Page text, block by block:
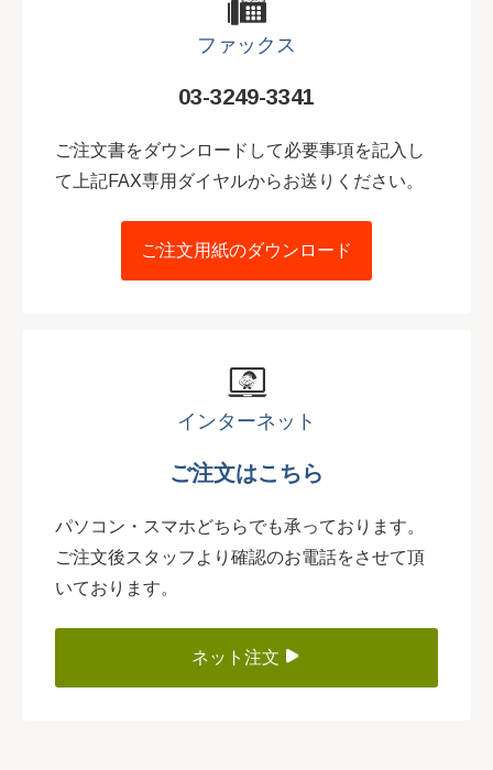
ファックス
03-3249-3341
ご注文書をダウンロードして必要事項を記入し
て上記FAX専用ダイヤルからお送りください。
ご注文用紙のダウンロード
インターネット
ご注文はこちら
パソコン・スマホどちらでも承っております。
ご注文後スタッフより確認のお電話をさせて頂
いております。
ネット注文